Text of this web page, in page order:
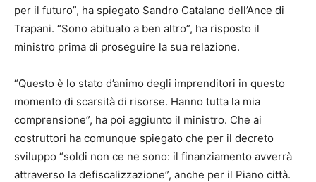
per il futuro”, ha spiegato Sandro Catalano dell’Ance di
Trapani. “Sono abituato a ben altro”, ha risposto il
ministro prima di proseguire la sua relazione.
“Questo è lo stato d’animo degli imprenditori in questo
momento di scarsità di risorse. Hanno tutta la mia
comprensione”, ha poi aggiunto il ministro. Che ai
costruttori ha comunque spiegato che per il decreto
sviluppo “soldi non ce ne sono: il finanziamento avverrà
attraverso la defiscalizzazione”, anche per il Piano città.